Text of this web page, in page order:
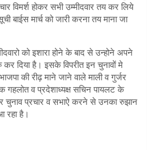
विमर्श होकर सभी उम्मीदवार तय कर लिये
बाईस मार्च को जारी करना तय माना जा
को इशारा होने के बाद से उन्होने अपने
दिया है। इसके विपरीत इन चुनावों मे
की रीढ़ माने जाने वाले माली व गुर्जर
गहलोत व प्रदेशाध्यक्ष सचिन पायलट के
चुनाव प्रचार व सभाऐ करने से उनका रुझान
रहा है।